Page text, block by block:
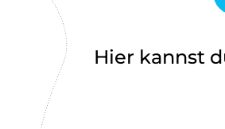
Hier kannst